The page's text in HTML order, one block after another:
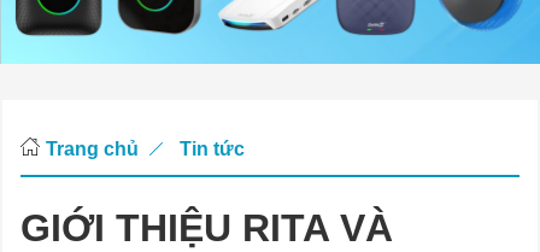
Trang chủ Tin tức
GIỚI THIỆU RITA VÀ